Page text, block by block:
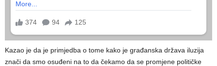
Kazao je da je primjedba o tome kako je građanska država iluzija
znači da smo osuđeni na to da čekamo da se promjene političke